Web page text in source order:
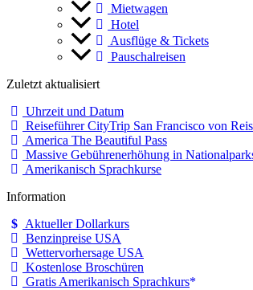
Mietwagen
Hotel
Ausflüge & Tickets
Pauschalreisen
Zuletzt aktualisiert
Uhrzeit und Datum
Reiseführer CityTrip San Francisco von
America The Beautiful Pass
Massive Gebührenerhöhung in
Amerikanisch Sprachkurse
Information
Aktueller Dollarkurs
Benzinpreise USA
Wettervorhersage USA
Kostenlose Broschüren
Gratis Amerikanisch Sprachkurs